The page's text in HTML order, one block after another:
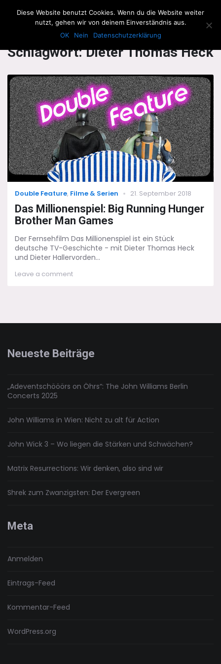
The Howling Men
Schlagwort:Dieter Thomas Heck
Categories
Double Feature, Filme & Serien
Posted
21. September 2018
Das Millionenspiel: Big Running Hunger
Brother Man Games
Der Fernsehfilm Das Millionenspiel ist ein Stück
deutsche TV-Geschichte - mit Dieter Thomas Heck
und Dieter Hallervorden...
Leave a commenton
Neueste Beiträge
„Adeventschööörs on Öhrs“: The John Williams Berlin
Concerts 2025
John Williams in Wien: Nicht zu alt für Action
John Wick 3 – Wo liegen die Stärken und Schwächen?
Matrix Resurrections: Wir denken, also sind wir
Shrek zum Zwanzigsten: Der Evergreen
Meta
Anmelden
Eintrags-Feed
Kommentar-Feed
WordPress.org
Diese Website benutzt Cookies. Wenn du die Website weiter
nutzt, gehen wir von deinem Einverständnis aus.
OK
Nein Datenschutzerklärung